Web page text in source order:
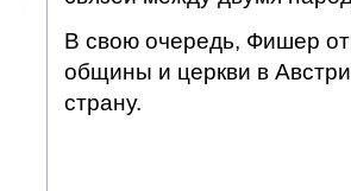
В свою очередь, Фишер
общины и церкви в
страну.